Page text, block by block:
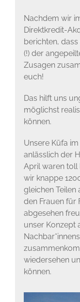
Nachdem wir
Direktkredit-
berichten,
(!) der
Zusagen
euch!
Das hilft uns
möglichst
können.
Unsere Küfa
anlässlich der
April waren toll
wir knappe
gleichen Teilen
den Frauen für
abgesehen
unser Konzept
wiedersehen
können.